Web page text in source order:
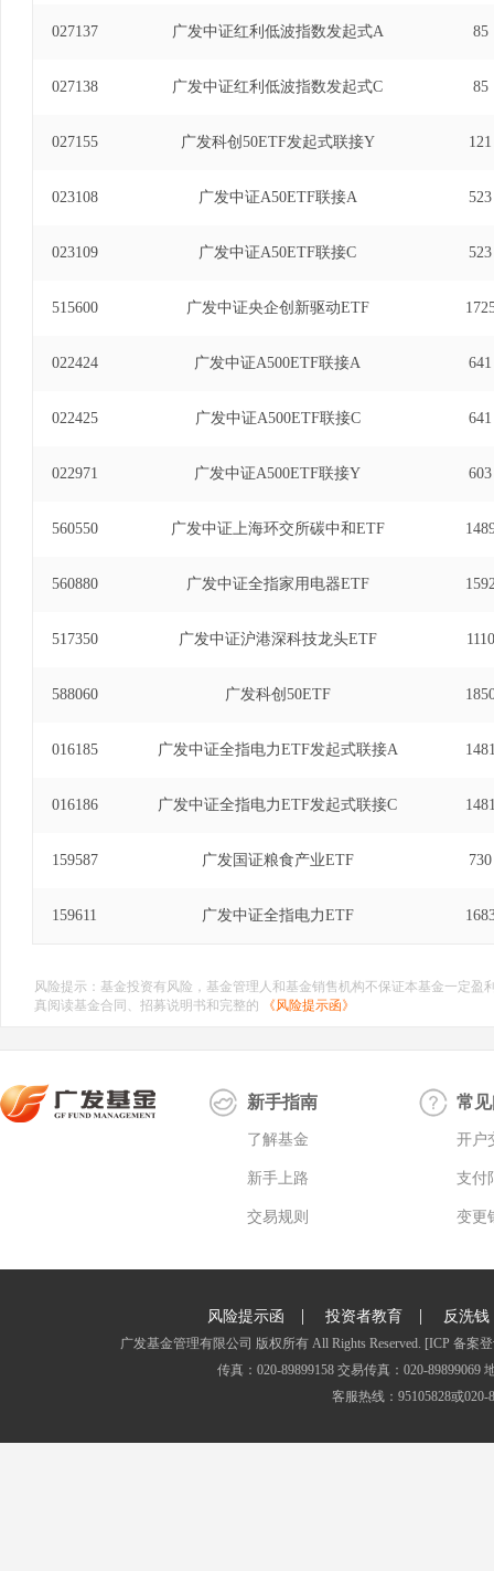
027137 广发中证红利低波指数发起式A 85
027138 广发中证红利低波指数发起式C 85
027155 广发科创50ETF发起式联接Y 121
023108 广发中证A50ETF联接A 523
023109 广发中证A50ETF联接C 523
515600 广发中证央企创新驱动ETF
022424 广发中证A500ETF联接A 641
022425 广发中证A500ETF联接C 641
022971 广发中证A500ETF联接Y 603
560550 广发中证上海环交所碳中和ETF
560880 广发中证全指家用电器ETF
517350 广发中证沪港深科技龙头ETF 1110
588060 广发科创50ETF
016185 广发中证全指电力ETF发起式联接A
016186 广发中证全指电力ETF发起式联接C
159587 广发国证粮食产业ETF 730
159611 广发中证全指电力ETF
风险提示：基金投资有风险，基金管理人和基金销售机构不保证本基金一定
真阅读基金合同、招募说明书和完整的
《风险提示函》
新手指南
了解基金
新手上路
交易规则
常
开户
支付
变更
风险提示函 | 投资者教育 | 反洗钱
广发基金管理有限公司 版权所有 All Rights Reserved. [ICP 备案
传真：020-89899158 交易传真：020-
客服热线：95105828或020-